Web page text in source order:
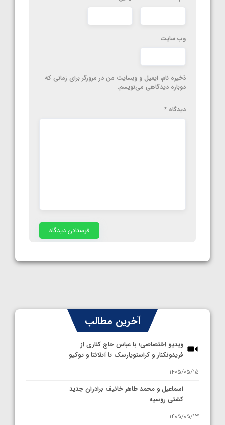
وب‌ سایت
ذخیره نام، ایمیل و وبسایت من در مرورگر برای زمانی که
دوباره دیدگاهی می‌نویسم.
دیدگاه *
آخرین مطالب
ویدیو اختصاصی؛ با عباس حاج کناری از
فریدونکنار و کراسنویارسک تا آتلانتا و توکیو
1405/05/15
اسماعیل و محمد طاهر خانیف برادران جدید
کشتی روسیه
1405/05/13